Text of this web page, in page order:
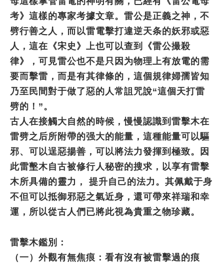
考》這樣的專家考據文章。雷公是正義之神，不
劈行善之人，而以雷電擊打違逆天条的妖邪或惡
人，這在《宋史》上也可以查到《雷公撮殺
律》，可見雷公也不是只因为物理上有放電的需
要而擊雷，而是有其律條的，這個規律婦孺皆知
乃至民間對于做了惡的人常詛咒說“這個天打雷
劈的！”。
古人在接觸大自然的時候，慢慢認識到雷擊木在
雷劈之后所附帶的强大的能量，這種能量可以驅
邪、可以逞惡揚善，可以將法力發揮到極致。因
此雷墼木自古被修行人秘密的搜求，以享有雷擊
木所具備的靈力， 提升自己的法力。其佩戴于身
不但可以抵御邪惡之氣近身，還可帶來祥瑞和幸
運，所以從古人們已將此視為貴重之物珍藏。
雷擊木鑑別：
（一）外觀有無焦痕：看有沒有被雷擊過的痕